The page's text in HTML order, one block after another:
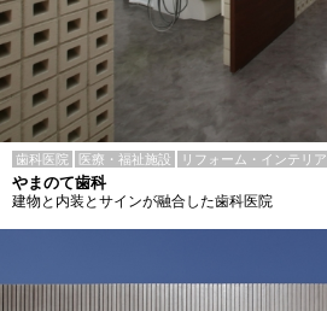
歯科医院 医療・福祉施設 リフォーム・インテリア
やまのて歯科
建物と内装とサインが融合した歯科医院